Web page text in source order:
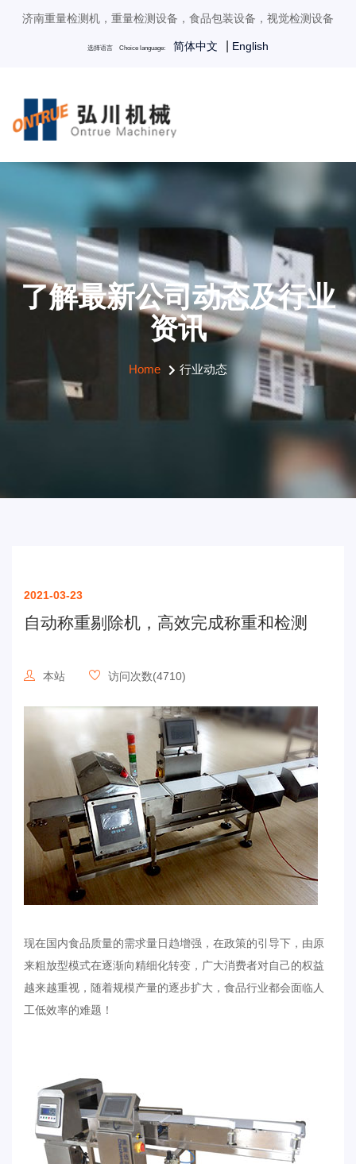
济南重量检测机，重量检测设备，食品包装设备，视觉检测设备
选择语言 Choice language: 简体中文 English
了解最新公司动态及行业
资讯
Home 行业动态
2021-03-23
自动称重剔除机，高效完成称重和检测
本站 访问次数(4710)
现在国内食品质量的需求量日趋增强，在政策的引导下，由原
来粗放型模式在逐渐向精细化转变，广大消费者对自己的权益
越来越重视，随着规模产量的逐步扩大，食品行业都会面临人
工低效率的难题！